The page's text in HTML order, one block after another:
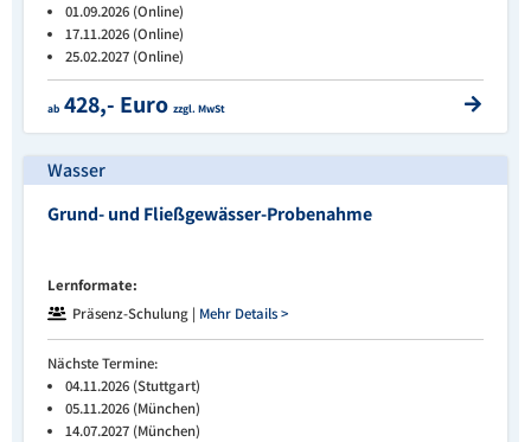
01.09.2026 (Online)
17.11.2026 (Online)
25.02.2027 (Online)
ab 428,- Euro zzgl. MwSt
Wasser
Grund- und Fließgewässer-Probenahme
Lernformate:
Präsenz-Schulung | Mehr Details >
Nächste Termine:
04.11.2026 (Stuttgart)
05.11.2026 (München)
14.07.2027 (München)